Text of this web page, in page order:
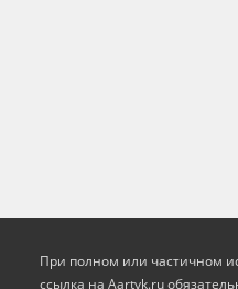
При полном или частичном
ссылка на Aartyk.ru